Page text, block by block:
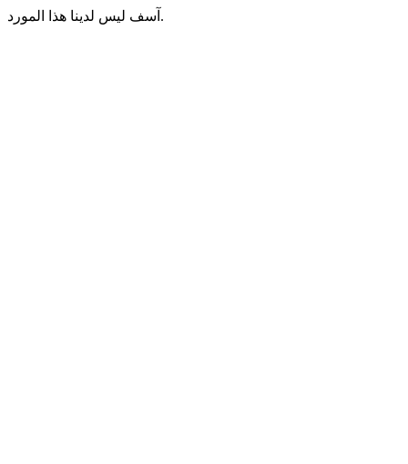
آسف ليس لدينا هذا المورد.